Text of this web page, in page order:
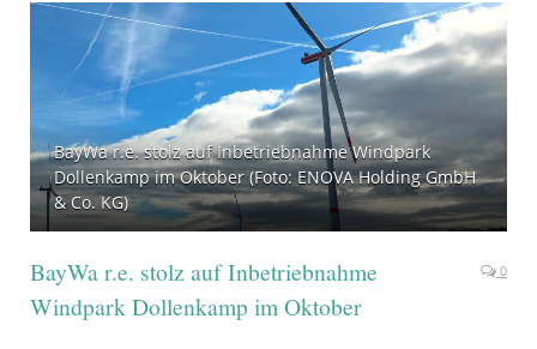
BayWa r.e. stolz auf Inbetriebnahme Windpark
Dollenkamp im Oktober (Foto: ENOVA Holding GmbH
& Co. KG)
BayWa r.e. stolz auf Inbetriebnahme
Windpark Dollenkamp im Oktober
0